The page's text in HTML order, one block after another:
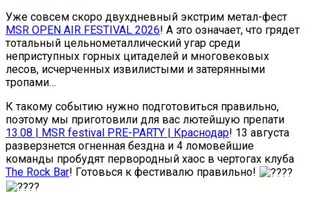
Уже совсем скоро двухдневный экстрим метал-фест
MSR OPEN AIR FESTIVAL 2026! А это означает, что грядет
тотальный цельнометаллический угар среди
неприступных горных цитаделей и многовековых
лесов, исчерченных извилистыми и затерянными
тропами…
К такому событию нужно подготовиться правильно,
поэтому мы приготовили для вас лютейшую препати
13.08 | MSR festival PRE-PARTY | Краснодар! 13 августа
разверзнется огненная бездна и 4 ломовейшие
команды пробудят первородный хаос в чертогах клуба
The Rock Bar! Готовься к фестивалю правильно!